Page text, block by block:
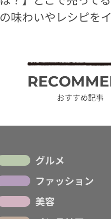
の味わいやレシピを
おすすめ記事
グルメ
ファッション
美容